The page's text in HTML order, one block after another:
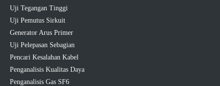
Uji Tegangan Tinggi
Uji Pemutus Sirkuit
Generator Arus Primer
Uji Pelepasan Sebagian
Pencari Kesalahan Kabel
Penganalisis Kualitas Daya
Penganalisis Gas SF6